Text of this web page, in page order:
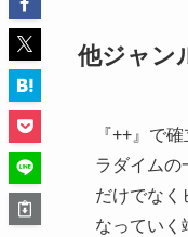
他ジャン
『++』で
ラダイムの
だけでなく
なっていく